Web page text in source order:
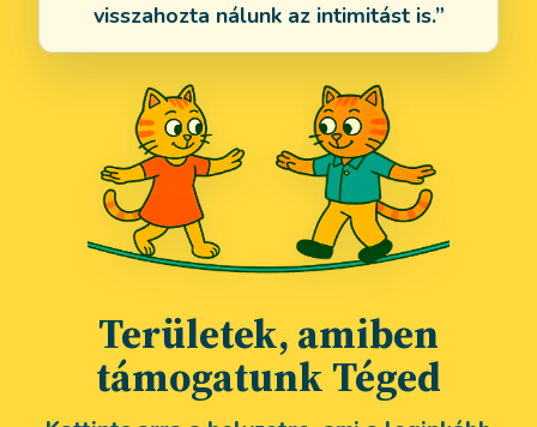
visszahozta nálunk az intimitást is.”
Területek, amiben
támogatunk Téged